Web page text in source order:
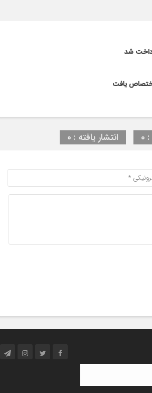
انتشار یافته : 0